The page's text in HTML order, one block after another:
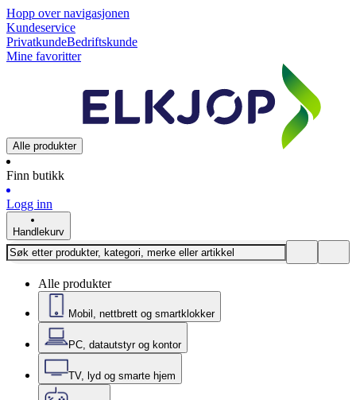
Hopp over navigasjonen
Kundeservice
PrivatkundeBedriftskunde
Mine favoritter
Alle produkter
Finn butikk
Logg inn
Handlekurv
Alle produkter
Mobil, nettbrett og smartklokker
PC, datautstyr og kontor
TV, lyd og smarte hjem